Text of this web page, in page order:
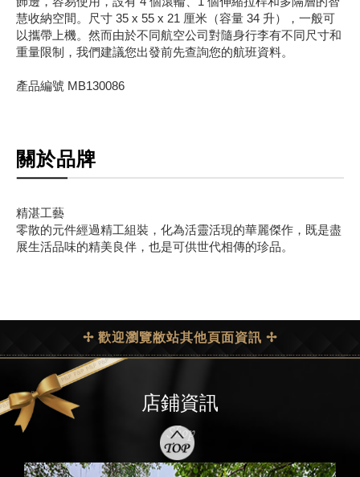
慧收納空間。尺寸 35 x 55 x 21 厘米（容量 34 升），一般可
以攜帶上機。然而由於不同航空公司對隨身行李有不同尺寸和
重量限制，我們建議您出發前先查詢您的航班資料。
產品編號 MB130086
關於品牌
精湛工藝
零散的元件經過精工組裝，化為活靈活現的華麗傑作，既是盡
展生活品味的精美良伴，也是可供世代相傳的珍品。
✢ 歡迎瀏覽敝站其他頁面資訊 ✢
店鋪資訊
Shop